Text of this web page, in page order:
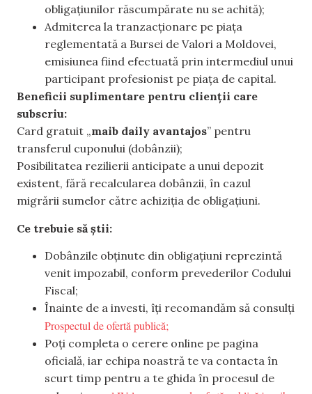
obligațiunilor răscumpărate nu se achită);
Admiterea la tranzacționare pe piața
reglementată a Bursei de Valori a Moldovei,
emisiunea fiind efectuată prin intermediul unui
participant profesionist pe piața de capital.
Beneficii suplimentare pentru clienții care
subscriu:
Card gratuit „maib daily avantajos” pentru
transferul cuponului (dobânzii);
Posibilitatea rezilierii anticipate a unui depozit
existent, fără recalcularea dobânzii, în cazul
migrării sumelor către achiziția de obligațiuni.
Ce trebuie să știi:
Dobânzile obținute din obligațiuni reprezintă
venit impozabil, conform prevederilor Codului
Fiscal;
Înainte de a investi, îți recomandăm să consulți
Prospectul de ofertă publică;
Poți completa o cerere online pe pagina
oficială, iar echipa noastră te va contacta în
scurt timp pentru a te ghida în procesul de